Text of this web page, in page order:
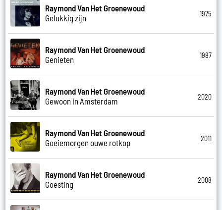
Raymond Van Het Groenewoud
Gelukkig zijn
1975
Raymond Van Het Groenewoud
Genieten
1987
Raymond Van Het Groenewoud
Gewoon in Amsterdam
2020
Raymond Van Het Groenewoud
Goeiemorgen ouwe rotkop
2011
Raymond Van Het Groenewoud
Goesting
2008